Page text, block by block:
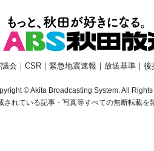
会 ｜ CSR｜ 緊急地震速報 ｜ 放送基準｜ 後
© Akita Broadcasting System. All
されている記事・写真等すべての無断転載を